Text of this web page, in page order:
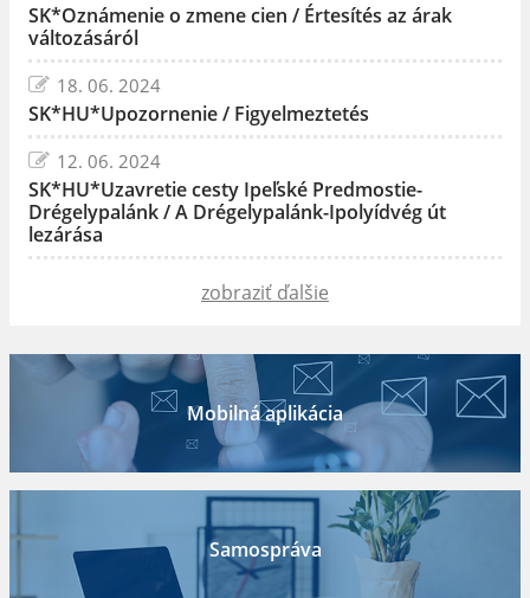
SK*Oznámenie o zmene cien / Értesítés az árak
változásáról
18. 06. 2024
SK*HU*Upozornenie / Figyelmeztetés
12. 06. 2024
SK*HU*Uzavretie cesty Ipeľské Predmostie-
Drégelypalánk / A Drégelypalánk-Ipolyídvég út
lezárása
zobraziť ďalšie
Mobilná aplikácia
Samospráva